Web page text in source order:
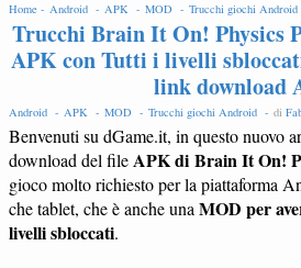
Home - Android - APK - MOD - Trucchi giochi
Trucchi Brain It On! Physics
APK con Tutti i livelli
link download
Android - APK - MOD - Trucchi giochi Android - di
Benvenuti su dGame.it, in questo nuovo
download del fileAPK di Brain It On!
gioco molto richiesto per la piattaforma
che tablet, che è anche una MOD per
livelli sbloccati.